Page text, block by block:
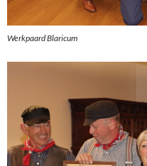
Werkpaard Blaricum